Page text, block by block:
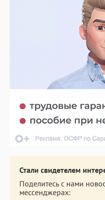
Стали свидетелем
Поделитесь с нами
мессенджерах: